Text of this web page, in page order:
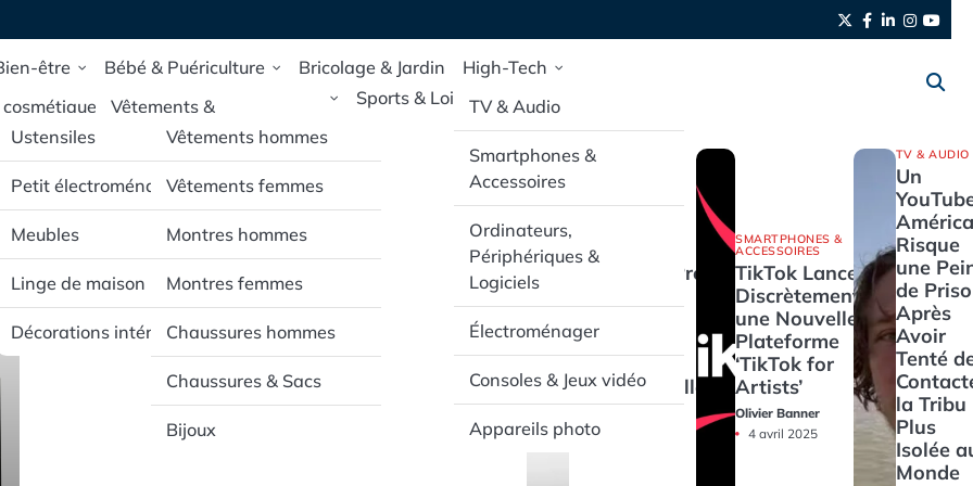
Twitter
Facebook
LinkedIn
être
santé et
Bébé & Puériculture
Vêtements &
Chaussures pour bébé
Poussettes & Sièges
auto
Jouets d’éveil & mobilier
pour bébé
Bricolage & Jardin
High-Tech
TV & Audio
Smartphones &
Accessoires
Ordinateurs,
Périphériques &
Logiciels
Électroménager
Consoles & Jeux vidéo
Appareils photo
Maison & Deco
Ustensiles
Petit électroménager
Meubles
Linge de maison
Décorations intérieur
Mode & Accessoires
Vêtements hommes
Vêtements femmes
Montres hommes
Montres femmes
Chaussures hommes
Chaussures & Sacs
Bijoux
Sports & Loisirs
SMARTPHONES &
ACCESSOIRES
Pixel Buds Pro
Gamme en
Promotion
Exceptionnelle
4 avril 2025
SMARTPHONES &
ACCESSOIRES
TikTok Lance
Discrètement
une Nouvelle
Plateforme
‘TikTok for
Artists’
Olivier Banner
4 avril 2025
TV & AUDIO
Un
Risque
une
de
Après
Avoir
Tenté
la Tribu
Plus
Isolée
Monde